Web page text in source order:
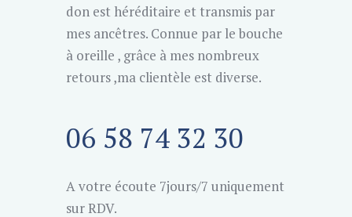
don est héréditaire et transmis par
mes ancêtres. Connue par le bouche
à oreille , grâce à mes nombreux
retours ,ma clientèle est diverse.
06 58 74 32 30
A votre écoute 7jours/7 uniquement
sur RDV.